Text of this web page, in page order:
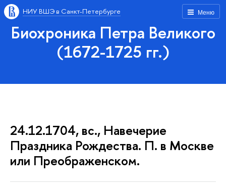
Меню
НИУ ВШЭ в Санкт-Петербурге
Биохроника Петра Великого
(1672-1725 гг.)
24.12.1704, вс., Навечерие
Праздника Рождества. П. в Москве
или Преображенском.